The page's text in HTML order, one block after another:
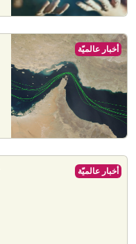
أخبار عالميّة
أخبار عالميّة